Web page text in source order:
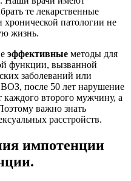
те лекарственные
патологии не
жизнь.
эффективные методы для
функции, вызванной
заболеваний или
после 50 лет нарушение
второго мужчину, а
важно знать
расстройств.
импотенции